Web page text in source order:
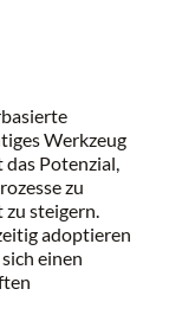
Werkzeug
Potenzial,
zu
steigern.
adoptieren
einen